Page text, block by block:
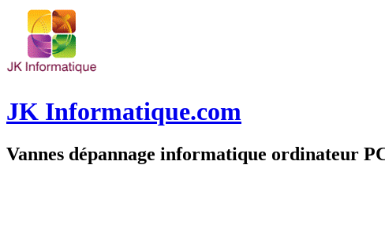
JK Informatique.com
Vannes dépannage informatique ordinateur